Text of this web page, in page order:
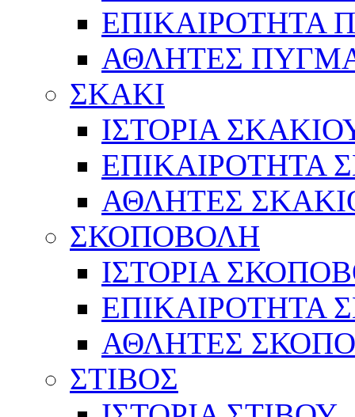
ΕΠΙΚΑΙΡΟΤΗΤΑ
ΑΘΛΗΤΕΣ
ΣΚΑΚΙ
ΙΣΤΟΡΙΑ
ΕΠΙΚΑΙΡΟΤΗΤΑ
ΑΘΛΗΤΕΣ
ΣΚΟΠΟΒΟΛΗ
ΙΣΤΟΡΙΑ
ΕΠΙΚΑΙΡΟΤΗΤΑ
ΑΘΛΗΤΕΣ
ΣΤΙΒΟΣ